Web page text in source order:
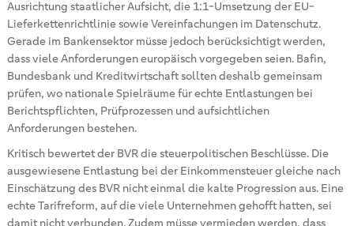
Ausrichtung staatlicher Aufsicht, die 1:1-Umsetzung der EU-
Lieferkettenrichtlinie sowie Vereinfachungen im Datenschutz.
Gerade im Bankensektor müsse jedoch berücksichtigt werden,
dass viele Anforderungen europäisch vorgegeben seien. Bafin,
Bundesbank und Kreditwirtschaft sollten deshalb gemeinsam
prüfen, wo nationale Spielräume für echte Entlastungen bei
Berichtspflichten, Prüfprozessen und aufsichtlichen
Anforderungen bestehen.
Kritisch bewertet der BVR die steuerpolitischen Beschlüsse. Die
ausgewiesene Entlastung bei der Einkommensteuer gleiche nach
Einschätzung des BVR nicht einmal die kalte Progression aus. Eine
echte Tarifreform, auf die viele Unternehmen gehofft hatten, sei
damit nicht verbunden. Zudem müsse vermieden werden, dass